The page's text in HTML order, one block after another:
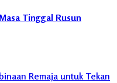
Tinggal Rusun